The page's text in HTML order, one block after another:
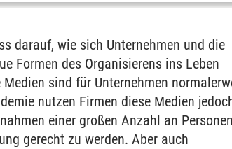
darauf, wie sich Unternehmen und die
Formen des Organisierens ins Leben
sind für Unternehmen
nutzen Firmen diese Medien
einer großen Anzahl an
gerecht zu werden. Aber auch